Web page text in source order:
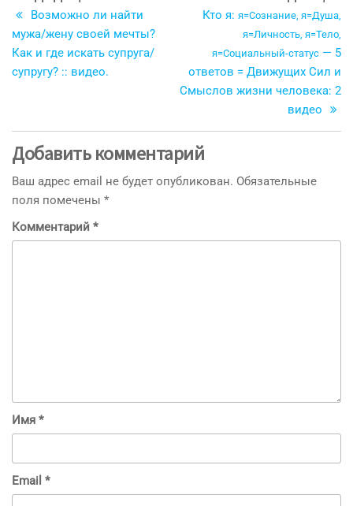
по
записям
записьВозможно ли найти
мужа/жену своей мечты?
Как и где искать супруга/
супругу? :: видео.
Кто я: я=Сознание, я=Душа,
я=Личность, я=Тело,
я=Социальный-статус — 5
ответов = Движущих Сил и
Смыслов жизни человека: 2
видео
Добавить комментарий
Ваш адрес email не будет опубликован. Обязательные
поля помечены *
Комментарий *
Имя *
Email *